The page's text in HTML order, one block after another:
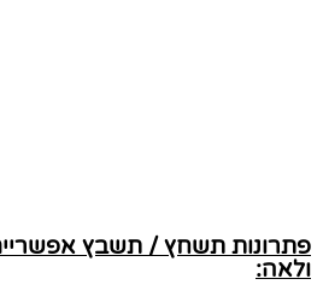
פתרונות תשחץ / תשבץ
ולאה: